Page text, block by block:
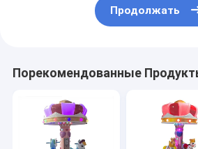
Продолжать
Порекомендованные